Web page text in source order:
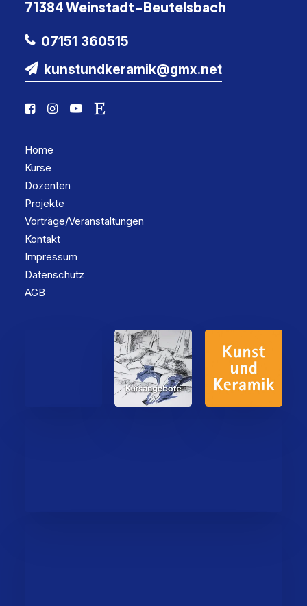
71384 Weinstadt-Beutelsbach
07151 360515
kunstundkeramik@gmx.net
Home
Kurse
Dozenten
Projekte
Vorträge/Veranstaltungen
Kontakt
Impressum
Datenschutz
AGB